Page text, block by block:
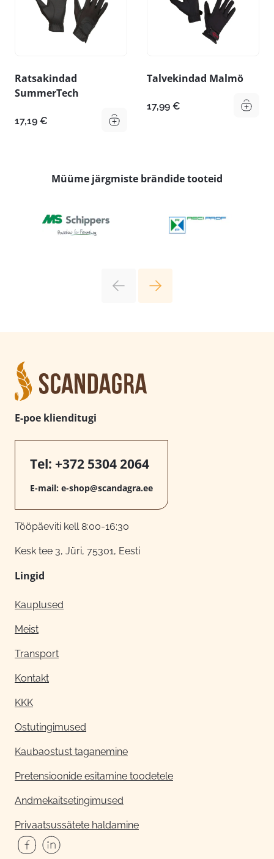
Ratsakindad
SummerTech
17,19 €
Talvekindad Malmö
17,99 €
Müüme järgmiste brändide tooteid
E-poe klienditugi
Tel: +372 5304 2064
E-mail: e-shop@scandagra.ee
Tööpäeviti kell 8:00-16:30
Kesk tee 3, Jüri, 75301, Eesti
Lingid
Kauplused
Meist
Transport
Kontakt
KKK
Ostutingimused
Kaubaostust taganemine
Pretensioonide esitamine toodetele
Andmekaitsetingimused
Privaatsussätete haldamine